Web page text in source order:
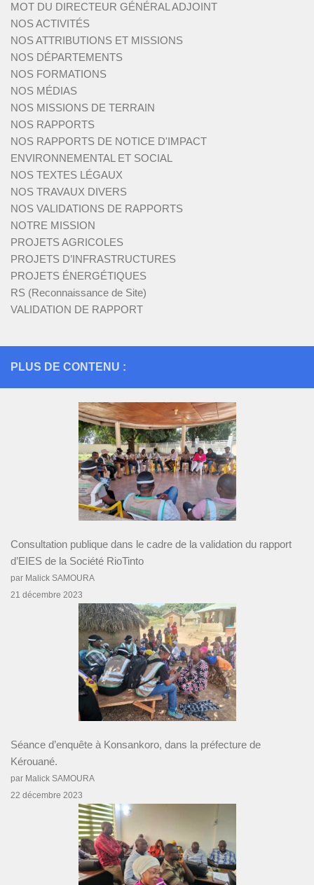
MOT DU DIRECTEUR GÉNÉRAL ADJOINT
NOS ACTIVITÉS
NOS ATTRIBUTIONS ET MISSIONS
NOS DÉPARTEMENTS
NOS FORMATIONS
NOS MÉDIAS
NOS MISSIONS DE TERRAIN
NOS RAPPORTS
NOS RAPPORTS DE NOTICE D'IMPACT
ENVIRONNEMENTAL ET SOCIAL
NOS TEXTES LÉGAUX
NOS TRAVAUX DIVERS
NOS VALIDATIONS DE RAPPORTS
NOTRE MISSION
PROJETS AGRICOLES
PROJETS D’INFRASTRUCTURES
PROJETS ÉNERGÉTIQUES
RS (Reconnaissance de Site)
VALIDATION DE RAPPORT
PLUS DE CONTENU :
Consultation publique dans le cadre de la validation du rapport
d’EIES de la Société RioTinto
par Malick SAMOURA
21 décembre 2023
Séance d’enquête à Konsankoro, dans la préfecture de
Kérouané.
par Malick SAMOURA
22 décembre 2023